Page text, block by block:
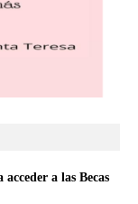
a las Becas